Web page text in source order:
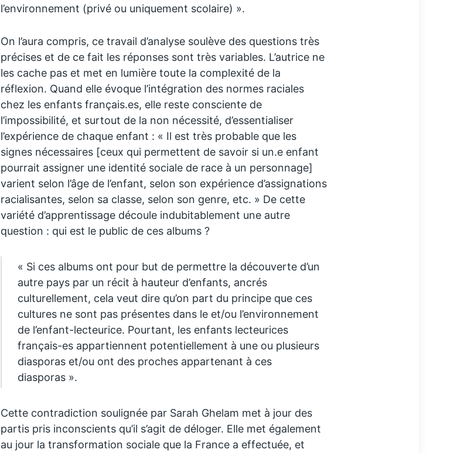
l’environnement (privé ou uniquement scolaire) ».
On l’aura compris, ce travail d’analyse soulève des questions très
précises et de ce fait les réponses sont très variables. L’autrice ne
les cache pas et met en lumière toute la complexité de la
réflexion. Quand elle évoque l’intégration des normes raciales
chez les enfants français.es, elle reste consciente de
l’impossibilité, et surtout de la non nécessité, d’essentialiser
l’expérience de chaque enfant : « Il est très probable que les
signes nécessaires [ceux qui permettent de savoir si un.e enfant
pourrait assigner une identité sociale de race à un personnage]
varient selon l’âge de l’enfant, selon son expérience d’assignations
racialisantes, selon sa classe, selon son genre, etc. » De cette
variété d’apprentissage découle indubitablement une autre
question : qui est le public de ces albums ?
« Si ces albums ont pour but de permettre la découverte d’un
autre pays par un récit à hauteur d’enfants, ancrés
culturellement, cela veut dire qu’on part du principe que ces
cultures ne sont pas présentes dans le et/ou l’environnement
de l’enfant-lecteurice. Pourtant, les enfants lecteurices
français-es appartiennent potentiellement à une ou plusieurs
diasporas et/ou ont des proches appartenant à ces
diasporas ».
Cette contradiction soulignée par Sarah Ghelam met à jour des
partis pris inconscients qu’il s’agit de déloger. Elle met également
au jour la transformation sociale que la France a effectuée, et